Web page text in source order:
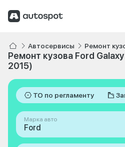
Автосервисы Ремонт
Ремонт кузова Ford
2015)
ТО по регламенту
Марка авто
Ford